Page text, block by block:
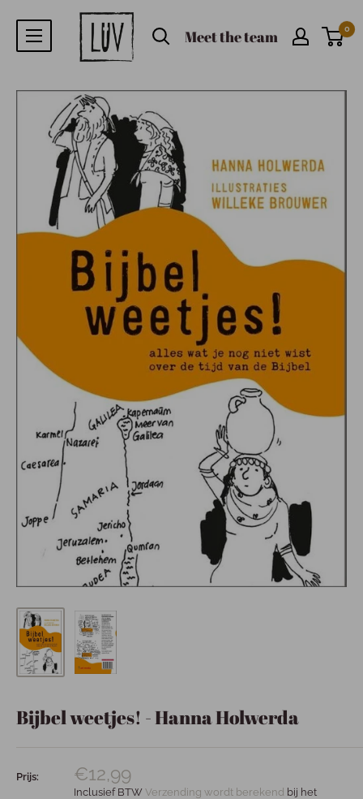
Meet the team 0
Bijbel weetjes! - Hanna Holwerda
Prijs: €12,99
Inclusief BTW Verzending wordt berekend bij het